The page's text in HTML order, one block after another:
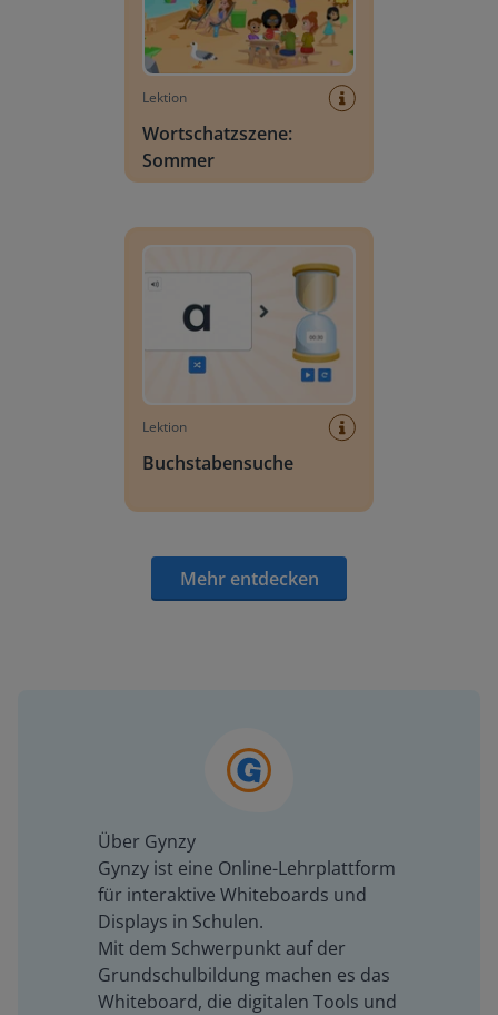
Lektion
Wortschatzszene:
Sommer
Lektion
Buchstabensuche
Mehr entdecken
Über Gynzy
Gynzy ist eine Online-Lehrplattform
für interaktive Whiteboards und
Displays in Schulen.
Mit dem Schwerpunkt auf der
Grundschulbildung machen es das
Whiteboard, die digitalen Tools und